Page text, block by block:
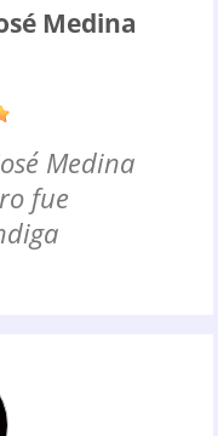
Medina
Medina
fue